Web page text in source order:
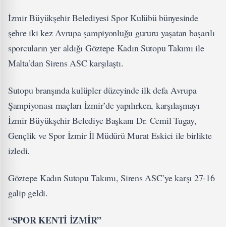
İzmir Büyükşehir Belediyesi Spor Kulübü bünyesinde
şehre iki kez Avrupa şampiyonluğu gururu yaşatan başarılı
sporcuların yer aldığı Göztepe Kadın Sutopu Takımı ile
Malta’dan Sirens ASC karşılaştı.
Sutopu branşında kulüpler düzeyinde ilk defa Avrupa
Şampiyonası maçları İzmir’de yapılırken, karşılaşmayı
İzmir Büyükşehir Belediye Başkanı Dr. Cemil Tugay,
Gençlik ve Spor İzmir İl Müdürü Murat Eskici ile birlikte
izledi.
Göztepe Kadın Sutopu Takımı, Sirens ASC’ye karşı 27-16
galip geldi.
“SPOR KENTİ İZMİR”